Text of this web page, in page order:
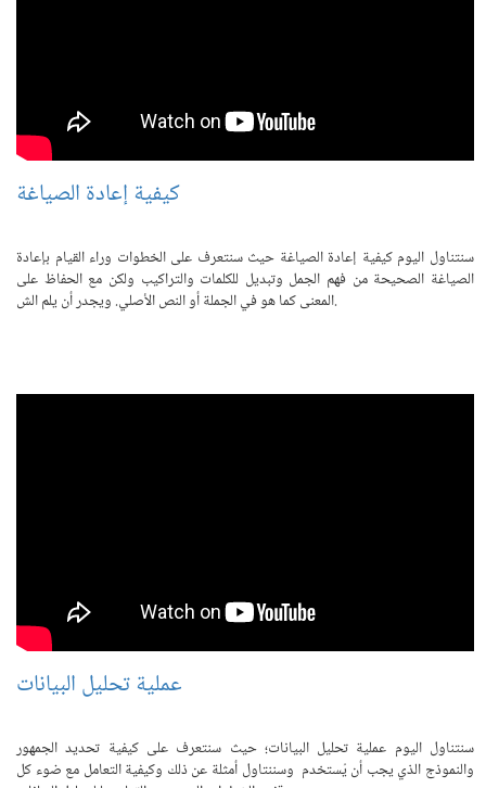
كيفية إعادة الصياغة
سنتناول اليوم كيفية إعادة الصياغة حيث سنتعرف على الخطوات وراء القيام بإعادة
الصياغة الصحيحة من فهم الجمل وتبديل للكلمات والتراكيب ولكن مع الحفاظ على
المعنى كما هو في الجملة أو النص الأصلي. ويجدر أن يلم الش.
عملية تحليل البيانات
سنتناول اليوم عملية تحليل البيانات؛ حيث سنتعرف على كيفية تحديد الجمهور
والنموذج الذي يجب أن يُستخدم وسننتاول أمثلة عن ذلك وكيفية التعامل مع ضوء كل